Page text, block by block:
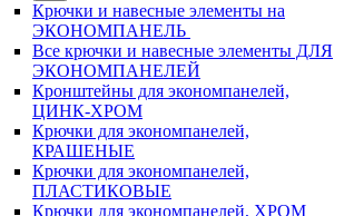
Крючки и навесные элементы на
ЭКОНОМПАНЕЛЬ
Все крючки и навесные элементы ДЛЯ
ЭКОНОМПАНЕЛЕЙ
Кронштейны для экономпанелей,
ЦИНК-ХРОМ
Крючки для экономпанелей,
КРАШЕНЫЕ
Крючки для экономпанелей,
ПЛАСТИКОВЫЕ
Крючки для экономпанелей, ХРОМ